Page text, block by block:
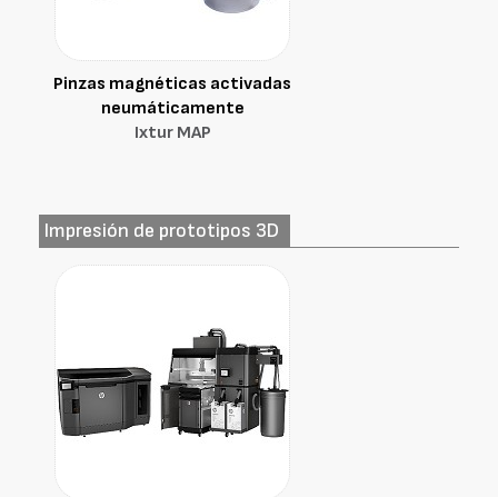
Pinzas magnéticas activadas
neumáticamente
Ixtur MAP
Impresión de prototipos 3D